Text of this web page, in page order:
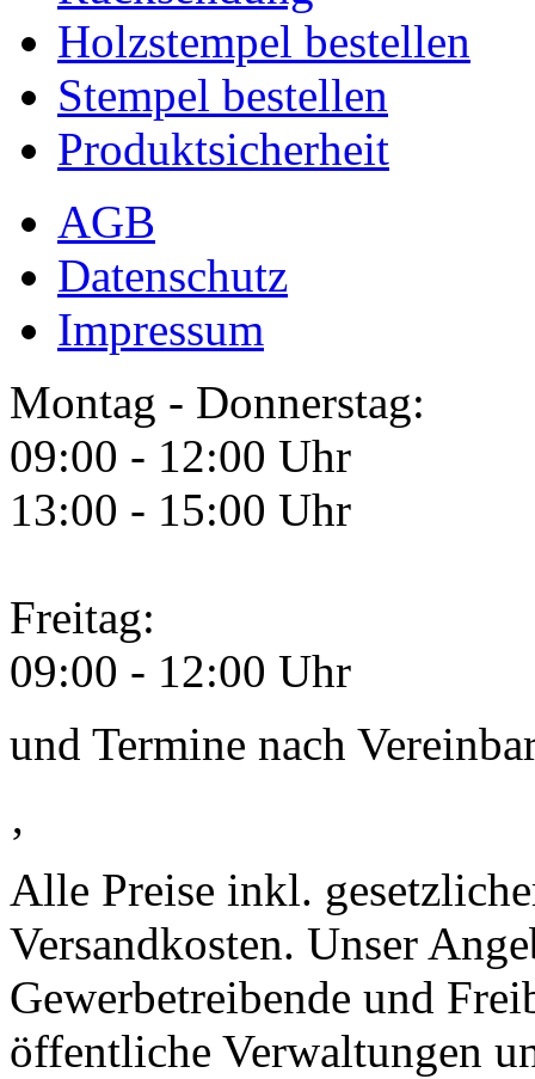
Holzstempel bestellen
Stempel bestellen
Produktsicherheit
AGB
Datenschutz
Impressum
Montag - Donnerstag:
09:00 - 12:00 Uhr
13:00 - 15:00 Uhr
Freitag:
09:00 - 12:00 Uhr
und Termine nach
‚
Alle Preise inkl.
Versandkosten. Unser
Gewerbetreibende und
öffentliche Verwaltungen